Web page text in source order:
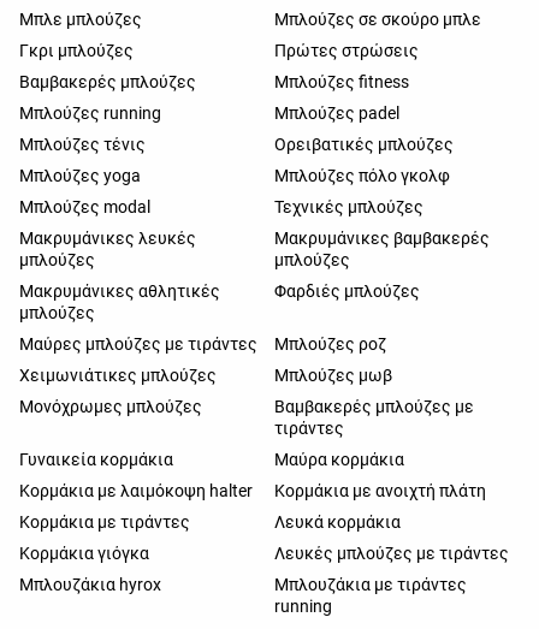
Μπλε μπλούζες
Μπλούζες σε σκούρο μπλε
Γκρι μπλούζες
Πρώτες στρώσεις
Βαμβακερές μπλούζες
Μπλούζες fitness
Μπλούζες running
Μπλούζες padel
Μπλούζες τένις
Ορειβατικές μπλούζες
Μπλούζες yoga
Μπλούζες πόλο γκολφ
Μπλούζες modal
Τεχνικές μπλούζες
Μακρυμάνικες λευκές
μπλούζες
Μακρυμάνικες βαμβακερές
μπλούζες
Μακρυμάνικες αθλητικές
μπλούζες
Φαρδιές μπλούζες
Μαύρες μπλούζες με τιράντες
Μπλούζες ροζ
Χειμωνιάτικες μπλούζες
Μπλούζες μωβ
Μονόχρωμες μπλούζες
Βαμβακερές μπλούζες με
τιράντες
Γυναικεία κορμάκια
Μαύρα κορμάκια
Κορμάκια με λαιμόκοψη halter
Κορμάκια με ανοιχτή πλάτη
Κορμάκια με τιράντες
Λευκά κορμάκια
Κορμάκια γιόγκα
Λευκές μπλούζες με τιράντες
Μπλουζάκια hyrox
Μπλουζάκια με τιράντες
running